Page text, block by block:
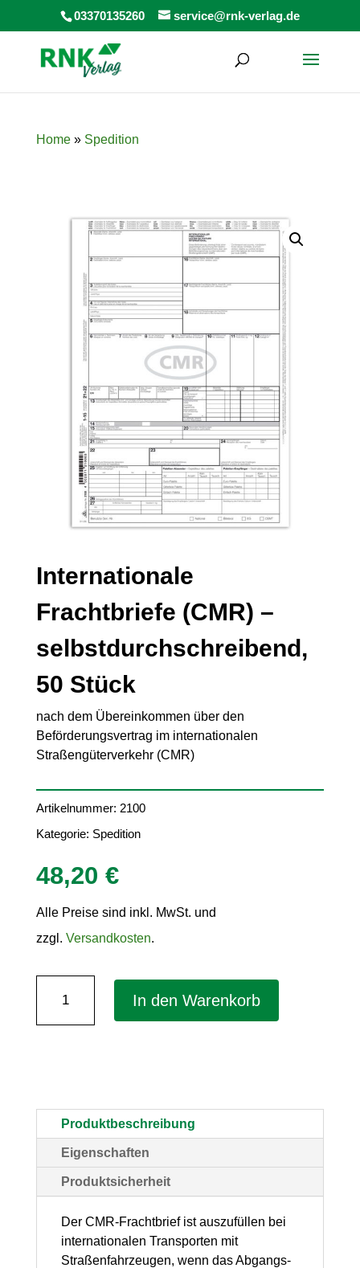
03370135260 service@rnk-verlag.de
Home» Spedition
Internationale
Frachtbriefe (CMR) –
selbstdurchschreibend,
50 Stück
nach dem Übereinkommen über den
Beförderungsvertrag im internationalen
Straßengüterverkehr (CMR)
Artikelnummer: 2100
Kategorie: Spedition
48,20 €
Alle Preise sind inkl. MwSt. und
zzgl. Versandkosten.
Stück
Menge
In den Warenkorb
Produktbeschreibung
Eigenschaften
Produktsicherheit
Der CMR-Frachtbrief ist auszufüllen bei
internationalen Transporten mit
Straßenfahrzeugen, wenn das Abgangs-